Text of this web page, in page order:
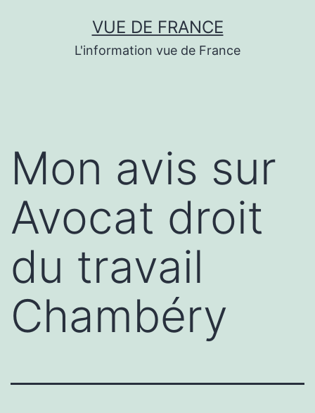
VUE DE FRANCE
L'information vue de France
Mon avis sur
Avocat droit
du travail
Chambéry